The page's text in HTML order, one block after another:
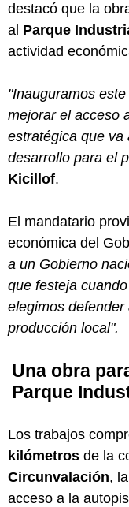
destacó que la
al Parque
actividad
"Inauguramos
mejorar el acceso
estratégica que va
desarrollo para el
Kicillof.
El mandatario
económica del
a un Gobierno
que festeja
elegimos
producción local".
Una obra
Parque
Los trabajos
kilómetros de la
Circunvalación,
acceso a la